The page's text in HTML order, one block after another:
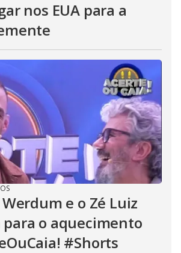
nos EUA para a
e o Zé Luiz
o aquecimento
#Shorts